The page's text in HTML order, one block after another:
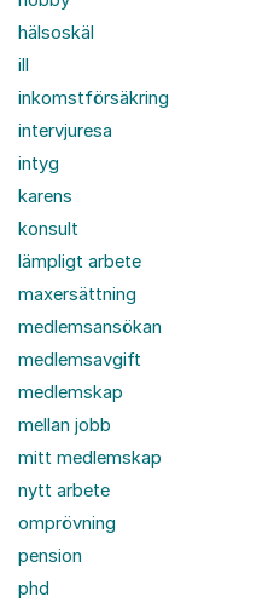
hälsoskäl
ill
inkomstförsäkring
intervjuresa
intyg
karens
konsult
lämpligt arbete
maxersättning
medlemsansökan
medlemsavgift
medlemskap
mellan jobb
mitt medlemskap
nytt arbete
omprövning
pension
phd